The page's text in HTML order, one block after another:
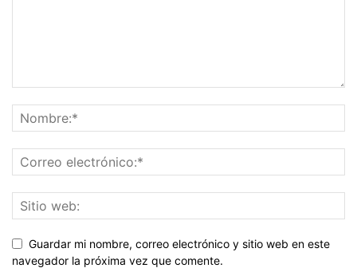
Guardar mi nombre, correo electrónico y sitio web en este
navegador la próxima vez que comente.